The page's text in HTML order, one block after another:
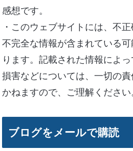
感想です。
・このウェブサイトには、不
不完全な情報が含まれている
ります。記載された情報によ
損害などについては、一切の
かねますので、ご理解ください
ブログをメールで購読